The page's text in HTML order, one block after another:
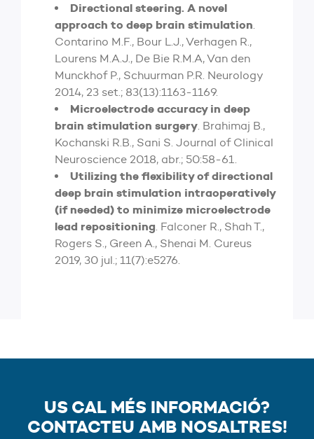
Directional steering. A novel
approach to deep brain stimulation.
Contarino M.F., Bour L.J., Verhagen R.,
Lourens M.A.J., De Bie R.M.A, Van den
Munckhof P., Schuurman P.R. Neurology
2014, 23 set.; 83(13):1163-1169.
Microelectrode accuracy in deep
brain stimulation surgery. Brahimaj B.,
Kochanski R.B., Sani S. Journal of Clinical
Neuroscience 2018, abr.; 50:58-61.
Utilizing the flexibility of directional
deep brain stimulation intraoperatively
(if needed) to minimize microelectrode
lead repositioning. Falconer R., Shah T.,
Rogers S., Green A., Shenai M. Cureus
2019, 30 jul.; 11(7):e5276.
US CAL MÉS INFORMACIÓ?
CONTACTEU AMB NOSALTRES!